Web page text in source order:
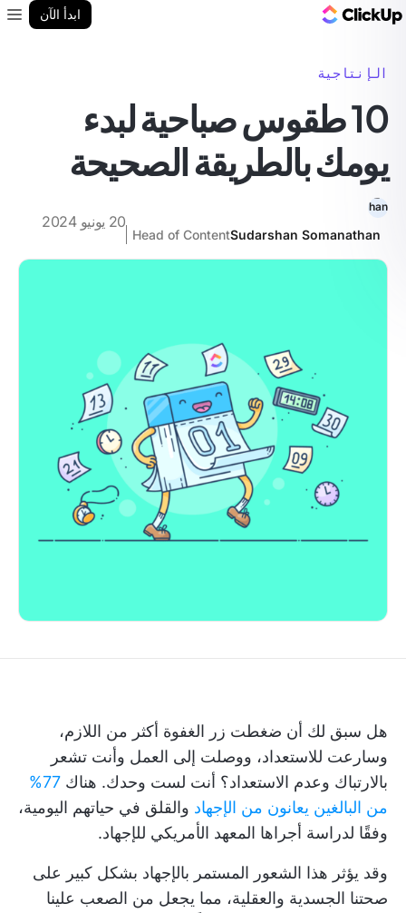
ابدأ الآن
الإنتاجية
10 طقوس صباحية لبدء
يومك بالطريقة الصحيحة
Sudarshan Somanathan
Head of Content
20 يونيو 2024
هل سبق لك أن ضغطت زر الغفوة أكثر من اللازم،
وسارعت للاستعداد، ووصلت إلى العمل وأنت تشعر
بالارتباك وعدم الاستعداد؟ أنت لست وحدك. هناك
77%
من البالغين يعانون من الإجهاد والقلق في حياتهم اليومية،
وفقًا لدراسة أجراها المعهد الأمريكي للإجهاد.
وقد يؤثر هذا الشعور المستمر بالإجهاد بشكل كبير على
صحتنا الجسدية والعقلية، مما يجعل من الصعب علينا